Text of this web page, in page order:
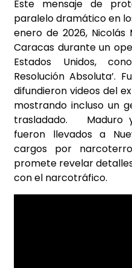
Este mensaje de
paralelo dramático en
enero de 2026,
Caracas durante un
Estados Unidos,
Resolución Absoluta’.
difundieron videos del
mostrando incluso un
trasladado. Maduro
fueron llevados a
cargos por
promete revelar
con el narcotráfico.